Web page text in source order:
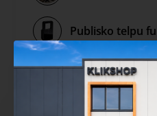
Publisko telpu
Rokturu kolekcijas
Izpārdošana